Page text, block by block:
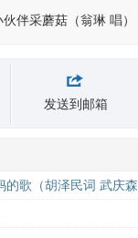
伙伴采蘑菇（翁琳 唱）
发送到邮箱
的歌（胡泽民词 武庆森